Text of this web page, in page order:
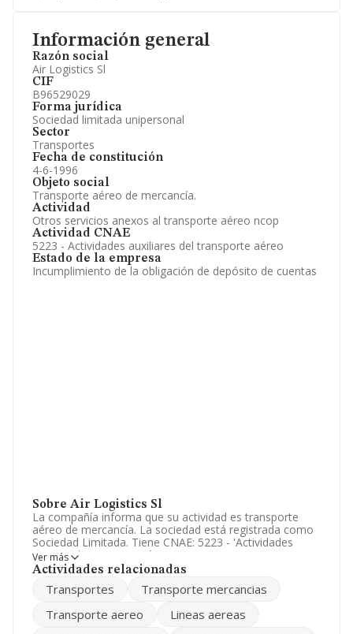
Información general
Razón social
Air Logistics Sl
CIF
B96529029
Forma jurídica
Sociedad limitada unipersonal
Sector
Transportes
Fecha de constitución
4-6-1996
Objeto social
Transporte aéreo de mercancía.
Actividad
Otros servicios anexos al transporte aéreo ncop
Actividad CNAE
5223 - Actividades auxiliares del transporte aéreo
Estado de la empresa
Incumplimiento de la obligación de depósito de cuentas
Sobre Air Logistics Sl
La compañía informa que su actividad es transporte
aéreo de mercancía. La sociedad está registrada como
Sociedad Limitada. Tiene CNAE: 5223 - 'Actividades
anexas al transporte aéreo'. La empresa es
exportadora.
De acuerdo con la Recomendación 2003/361/CE de la
microempresas, pequeñas y medianas empresas, la
Ver más
Actividades relacionadas
Transportes
Transporte mercancias
Transporte aereo
Lineas aereas